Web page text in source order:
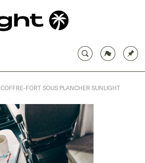
COFFRE-FORT SOUS PLANCHER SUNLIGHT